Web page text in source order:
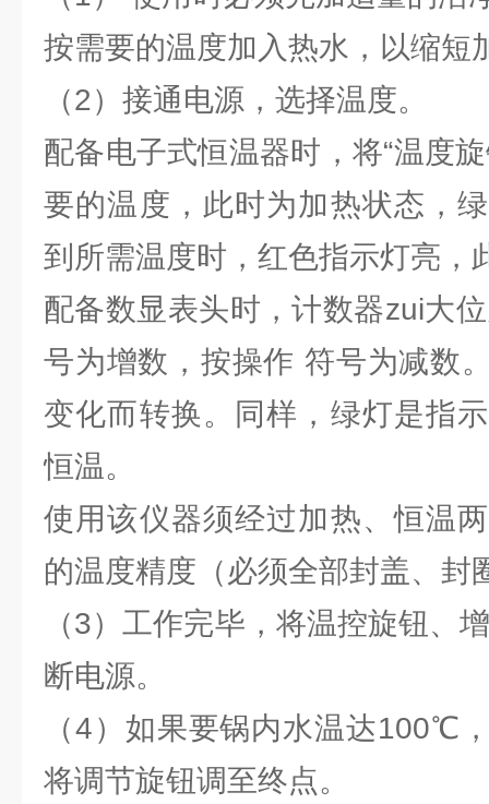
按需要的温度加入热水，以缩短
（2）接通电源，选择温度。
配备电子式恒温器时，将“温度
要的温度，此时为加热状态，
到所需温度时，红色指示灯亮，
配备数显表头时，计数器zui大
号为增数，按操作 符号为减数
变化而转换。同样，绿灯是指
恒温。
使用该仪器须经过加热、恒温
的温度精度（必须全部封盖、封
（3）工作完毕，将温控旋钮、
断电源。
（4）如果要锅内水温达100℃
将调节旋钮调至终点。